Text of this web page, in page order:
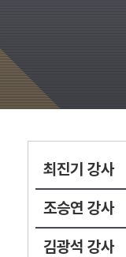
최진기 강사
조승연 강사
김광석 강사